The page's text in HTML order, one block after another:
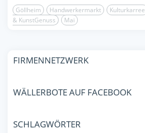
Göllheim Handwerkermarkt Kulturkarree
& KunstGenuss
Mai
FIRMENNETZWERK
WÄLLERBOTE AUF FACEBOOK
SCHLAGWÖRTER